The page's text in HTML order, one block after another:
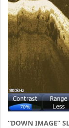
“DOWN IMAGE”